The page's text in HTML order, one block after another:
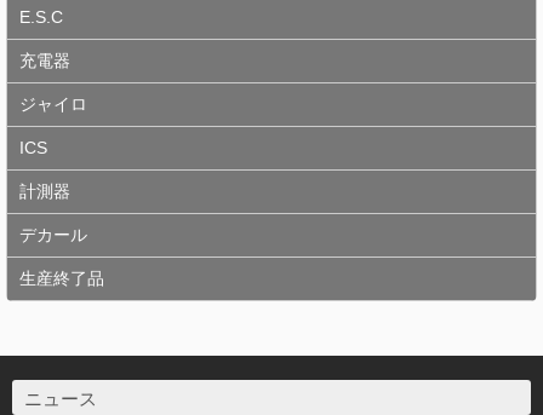
E.S.C
充電器
ジャイロ
ICS
計測器
デカール
生産終了品
ニュース